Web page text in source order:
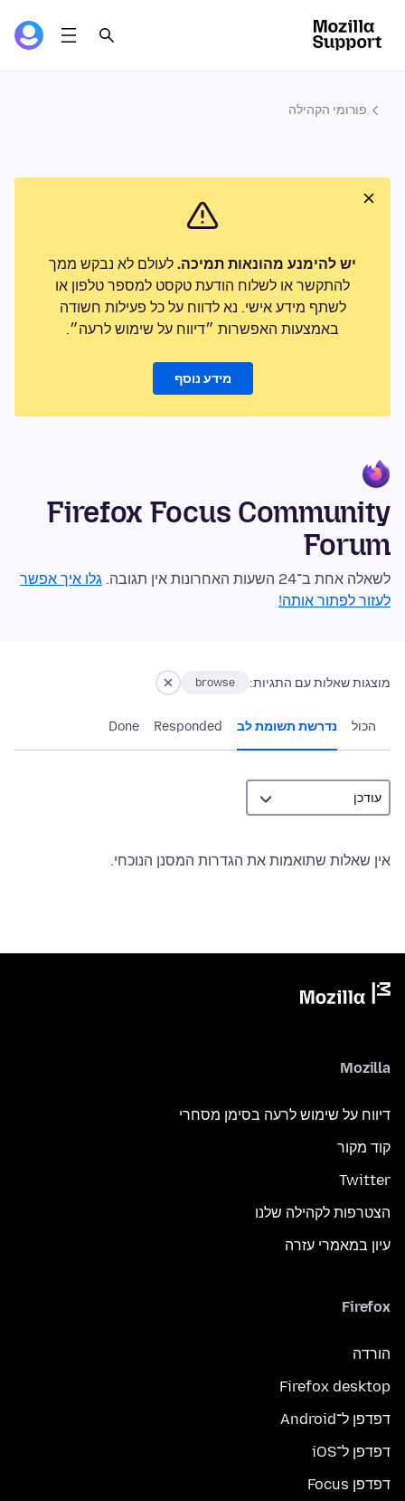
פורומי הקהילה
יש להימנע מהונאות תמיכה. לעולם לא נבקש ממך
להתקשר או לשלוח הודעת טקסט למספר טלפון או
לשתף מידע אישי. נא לדווח על כל פעילות חשודה
באמצעות האפשרות ״דיווח על שימוש לרעה״.
מידע נוסף
Firefox Focus Community
Forum
לשאלה אחת ב־24 השעות האחרונות אין תגובה.
גלו איך אפשר
לעזור לפתור אותה!
מוצגות שאלות עם התגיות: browse
הכול נדרשת תשומת לב Responded
Done
אין שאלות שתואמות את הגדרות המסנן הנוכחי.
Mozilla
דיווח על שימוש לרעה בסימן מסחרי
קוד מקור
Twitter
הצטרפות לקהילה שלנו
עיון במאמרי עזרה
Firefox
הורדה
Firefox desktop
דפדפן ל־Android
דפדפן ל־iOS
דפדפן Focus